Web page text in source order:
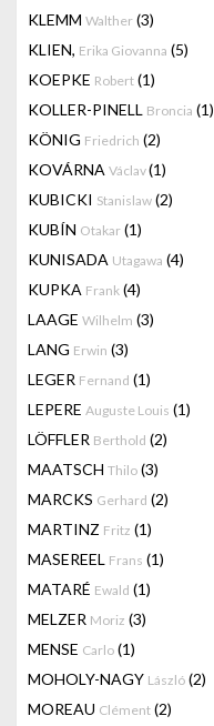
KLEMM Walther (3)
KLIEN, Erika Giovanna (5)
KOEPKE Robert (1)
KOLLER-PINELL Broncia (1)
KÖNIG Friedrich (2)
KOVÁRNA Václav(1)
KUBICKI Stanislaw (2)
KUBÍN Otakar (1)
KUNISADA Utagawa (4)
KUPKA Frank (4)
LAAGE Wilhelm (3)
LANG Erwin (3)
LEGER Fernand (1)
LEPERE Auguste Louis (1)
LÖFFLER Berthold (2)
MAATSCH Thilo (3)
MARCKS Gerhard (2)
MARTINZ Fritz (1)
MASEREEL Frans (1)
MATARÉ Ewald (1)
MELZER Moriz (3)
MENSE Carlo (1)
MOHOLY-NAGY László (2)
MOREAU Clément (2)